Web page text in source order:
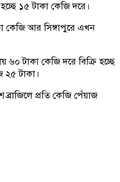
১৫ টাকা কেজি দরে।
কেজি আর সিঙ্গাপুরে এখন
৬০ টাকা কেজি দরে বিক্রি হচ্ছে
২৫ টাকা।
প্রতি কেজি পেঁয়াজ